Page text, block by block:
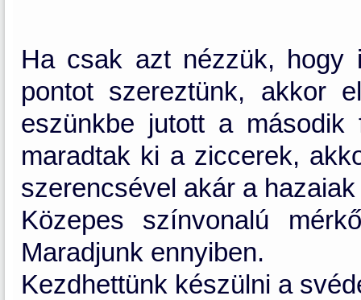
Ha csak azt nézzük, hogy
pontot szereztünk, akkor
eszünkbe jutott a második
maradtak ki a ziccerek,
szerencsével akár a
Közepes színvonalú
Maradjunk ennyiben.
Kezdhettünk készülni a